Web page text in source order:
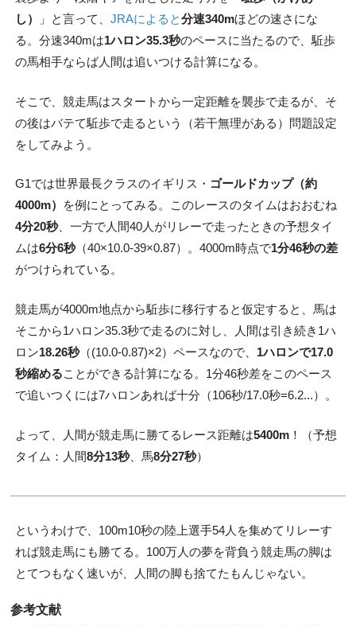
し）
」と言って、 JRAによると分速340mほどの速さにな
る。分速340mは1ハロン35.3秒のペースに当たるので、駈歩
の馬相手ならば人間は追いつける計算になる。
そこで、競走馬はスタートから一定距離を襲歩で走るが、そ
の後はバテて駈歩で走るという（若干無理がある）問題設定
をしてみよう。
G1では世界最長クラスのイギリス・ ゴールドカップ（約
4000m）
を例にとってみる。このレースのタイムはおおむね
4分20秒、一方で人間40人がリレーで走ったときの予想タイ
ムは6分6秒（40×10.0-39×0.87）。4000m時点で1分46秒の差
がつけられている。
競走馬が4000m地点から駈歩に移行すると仮定すると、馬は
そこから1ハロン35.3秒で走るのに対し、人間は引き続き1ハ
ロン18.26秒（(10.0-0.87)×2）ペースなので、 1ハロンで17.0
秒縮めることができる計算になる。1分46秒差をこのペース
で追いつくには7ハロンあれば十分（106秒/17.0秒=6.2...）。
よって、人間が競走馬に勝てるレース距離は5400m！（予想
タイム：人間8分13秒、馬8分27秒）
というわけで、100m10秒の陸上選手54人を集めてリレーす
れば競走馬にも勝てる。100万人の夢を背負う競走馬の脚は
とてつもなく速いが、人間の脚も捨てたもんじゃない。
参考文献